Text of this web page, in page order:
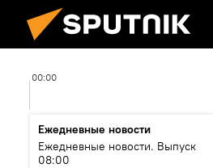
00:00
Ежедневные новости
Ежедневные новости. Выпуск
08:00